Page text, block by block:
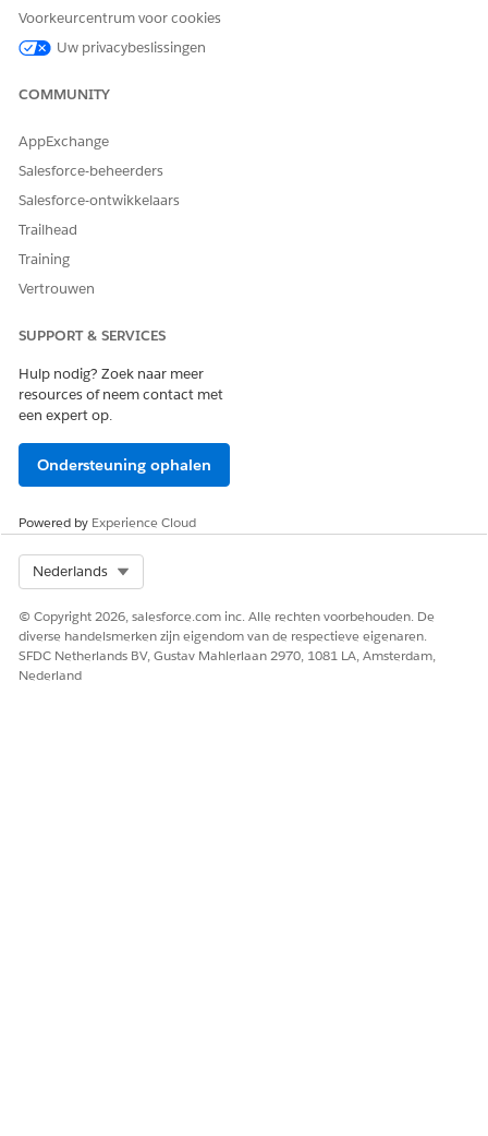
aangepaste routeringslogica en uitvoeringswerkstromen te
definiëren.
HEEFT DIT ARTIKEL UW PROBLEEM OPGELOST?
Laat ons weten wat we kunnen doen om te verbeteren!
Voorkeurcentrum voor cookies
Uw privacybeslissingen
COMMUNITY
AppExchange
Salesforce-beheerders
Salesforce-ontwikkelaars
Trailhead
Training
Vertrouwen
SUPPORT & SERVICES
Hulp nodig? Zoek naar meer
resources of neem contact met
een expert op.
Ondersteuning ophalen
Powered by Experience Cloud
Nederlands
© Copyright 2026, salesforce.com inc. Alle rechten voorbehouden. De
diverse handelsmerken zijn eigendom van de respectieve eigenaren.
SFDC Netherlands BV, Gustav Mahlerlaan 2970, 1081 LA, Amsterdam,
Nederland